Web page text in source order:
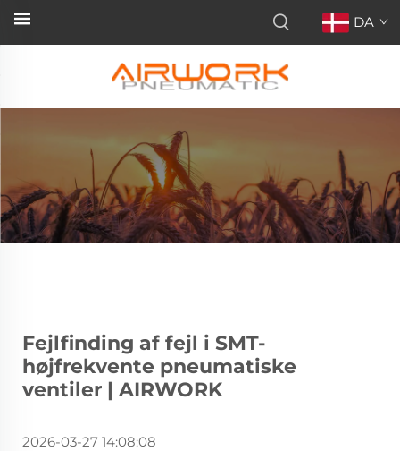
DA
Fejlfinding af fejl i SMT-
højfrekvente pneumatiske
ventiler | AIRWORK
2026-03-27 14:08:08